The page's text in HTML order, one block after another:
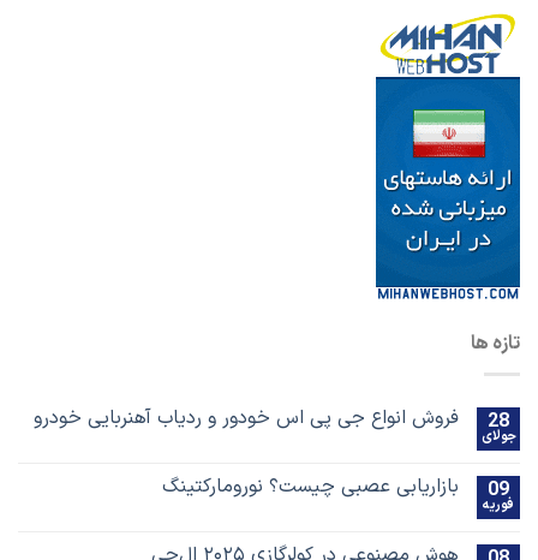
تازه ها
28
جولای
فروش انواع جی پی اس خودور و ردیاب آهنربایی خودرو
09
فوریه
بازاریابی عصبی چیست؟ نورومارکتینگ